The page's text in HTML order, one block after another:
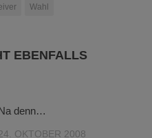
Wahl
EBENFALLS
denn…
OKTOBER 2008